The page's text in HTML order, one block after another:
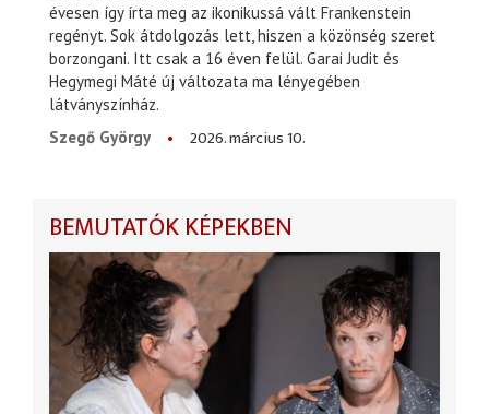
évesen így írta meg az ikonikussá vált Frankenstein
regényt. Sok átdolgozás lett, hiszen a közönség szeret
borzongani. Itt csak a 16 éven felül. Garai Judit és
Hegymegi Máté új változata ma lényegében
látványszínház.
Szegő György
2026. március 10.
BEMUTATÓK KÉPEKBEN